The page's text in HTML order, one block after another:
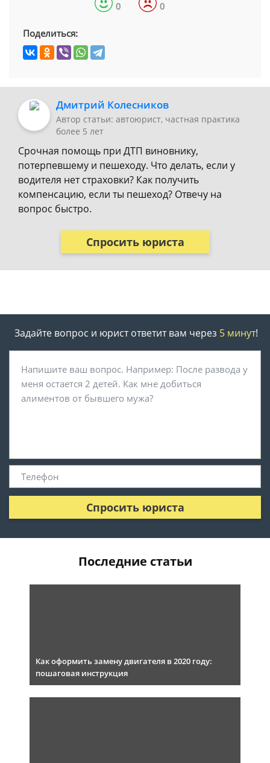
0 0
Поделиться:
Дмитрий Колесников
Автор статьи: автоюрист, частная практика
более 5 лет
Срочная помощь при ДТП виновнику,
потерпевшему и пешеходу. Что делать, если у
водителя нет страховки? Как получить
компенсацию, если ты пешеход? Отвечу на
вопрос быстро.
Спросить юриста
Задайте вопрос и юрист ответит вам через 5 минут!
Спросить юриста
Последние статьи
Как оформить замену двигателя в 2020 году:
пошаговая инструкция